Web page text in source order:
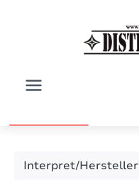
Interpret/Hersteller